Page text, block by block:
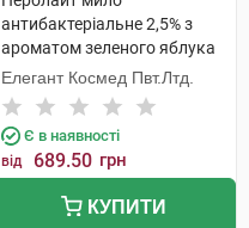
антибактеріальне 2,5% з
ароматом зеленого яблука
75 г 1 шт
Елегант Космед Пвт.Лтд.
Є в наявності
від 689.50 грн
КУПИТИ